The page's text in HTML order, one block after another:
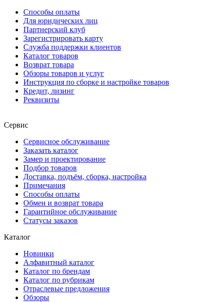
Способы оплаты
Для юридических лиц
Партнерский клуб
Зарегистрировать карту
Служба поддержки клиентов
Каталог товаров
Возврат товара
Обзоры товаров и услуг
Инструкция по сборке и настройке товаров
Кредит, лизинг
Реквизиты
Сервис
Сервисное обслуживание
Заказать каталог
Замер и проектирование
Подбор товаров
Доставка, подъём, сборка, настройка
Примечания
Способы оплаты
Обмен и возврат товара
Гарантийное обслуживание
Статусы заказов
Каталог
Новинки
Алфавитный каталог
Каталог по брендам
Каталог по рубрикам
Отраслевые предложения
Обзоры